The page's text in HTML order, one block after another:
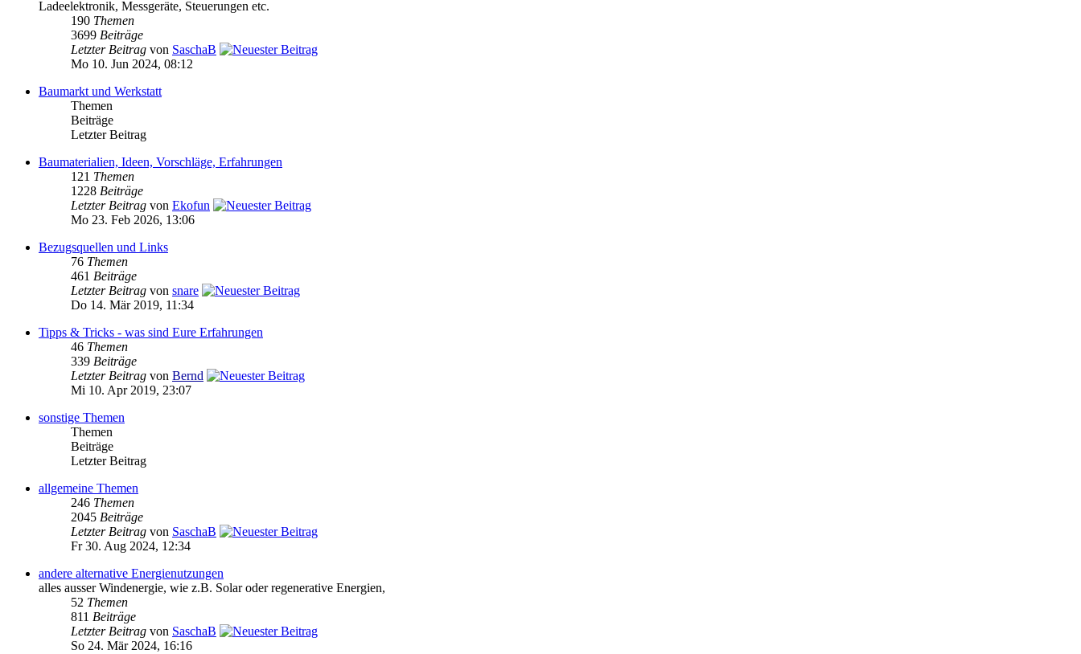
Ladeelektronik, Messgeräte, Steuerungen etc.
190 Themen
3699 Beiträge
Letzter Beitrag von SaschaB
Mo 10. Jun 2024, 08:12
Baumarkt und Werkstatt
Themen
Beiträge
Letzter Beitrag
Baumaterialien, Ideen, Vorschläge, Erfahrungen
121 Themen
1228 Beiträge
Letzter Beitrag von Ekofun
Mo 23. Feb 2026, 13:06
Bezugsquellen und Links
76 Themen
461 Beiträge
Letzter Beitrag von snare
Do 14. Mär 2019, 11:34
Tipps & Tricks - was sind Eure Erfahrungen
46 Themen
339 Beiträge
Letzter Beitrag von Bernd
Mi 10. Apr 2019, 23:07
sonstige Themen
Themen
Beiträge
Letzter Beitrag
allgemeine Themen
246 Themen
2045 Beiträge
Letzter Beitrag von SaschaB
Fr 30. Aug 2024, 12:34
andere alternative Energienutzungen
alles ausser Windenergie, wie z.B. Solar oder regenerative Energien,
52 Themen
811 Beiträge
Letzter Beitrag von SaschaB
So 24. Mär 2024, 16:16